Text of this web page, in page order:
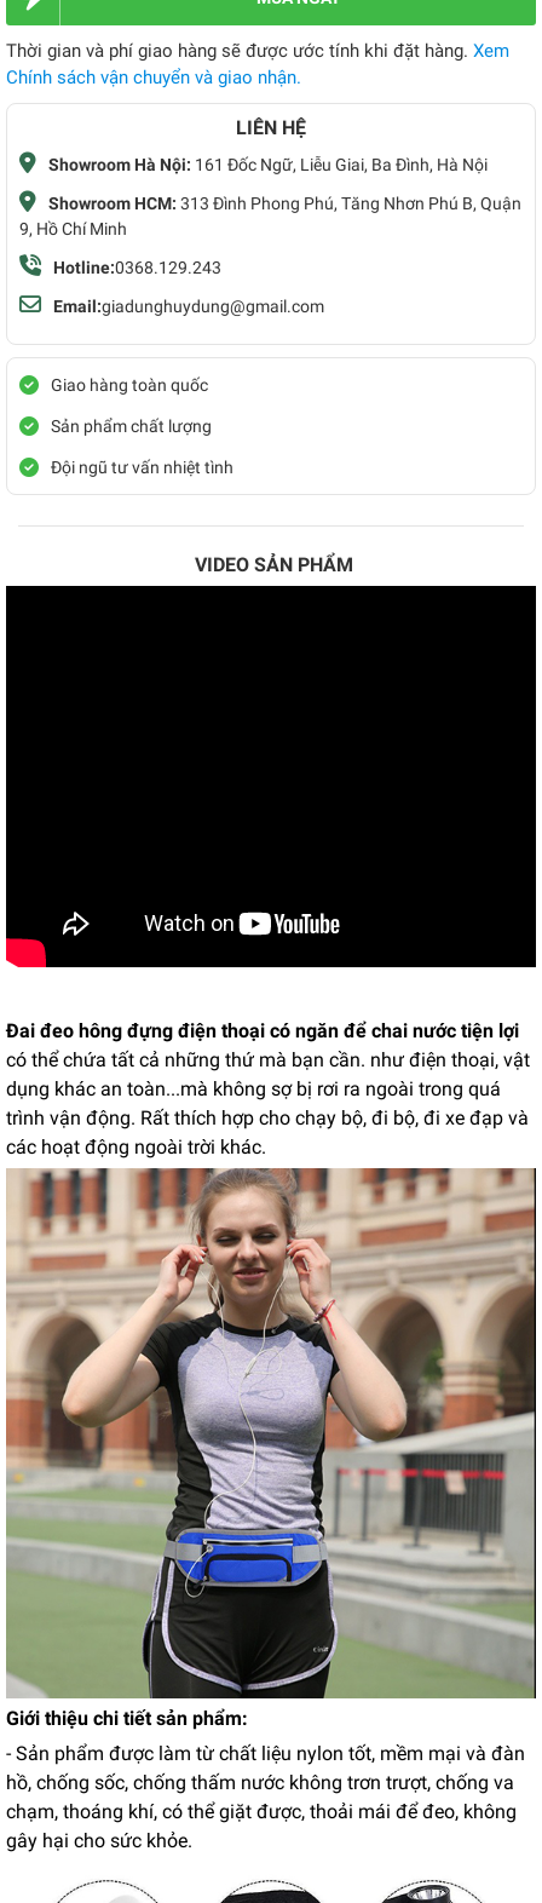
Thời gian và phí giao hàng sẽ được ước tính khi đặt hàng. Xem
Chính sách vận chuyển và giao nhận.
LIÊN HỆ
Showroom Hà Nội: 161 Đốc Ngữ, Liễu Giai, Ba Đình, Hà Nội
Showroom HCM: 313 Đình Phong Phú, Tăng Nhơn Phú B, Quận
9, Hồ Chí Minh
Hotline:0368.129.243
Email:giadunghuydung@gmail.com
Giao hàng toàn quốc
Sản phẩm chất lượng
Đội ngũ tư vấn nhiệt tình
VIDEO SẢN PHẨM
Đai đeo hông đựng điện thoại có ngăn để chai nước tiện lợi
có thể chứa tất cả những thứ mà bạn cần. như điện thoại, vật
dụng khác an toàn...mà không sợ bị rơi ra ngoài trong quá
trình vận động. Rất thích hợp cho chạy bộ, đi bộ, đi xe đạp và
các hoạt động ngoài trời khác.
Giới thiệu chi tiết sản phẩm:
- Sản phẩm được làm từ chất liệu nylon tốt, mềm mại và đàn
hồ, chống sốc, chống thấm nước không trơn trượt, chống va
chạm, thoáng khí, có thể giặt được, thoải mái để đeo, không
gây hại cho sức khỏe.